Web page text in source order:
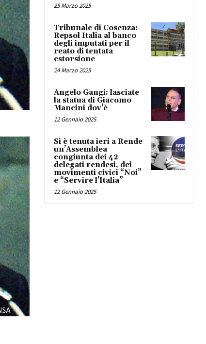
25 Marzo 2025
Tribunale di Cosenza:
Repsol Italia al banco
degli imputati per il
reato di tentata
estorsione
24 Marzo 2025
Angelo Gangi: lasciate
la statua di Giacomo
Mancini dov’è
12 Gennaio 2025
Si è tenuta ieri a Rende
un’Assemblea
congiunta dei 42
delegati rendesi, dei
movimenti civici “Noi”
e “Servire l’Italia”
12 Gennaio 2025